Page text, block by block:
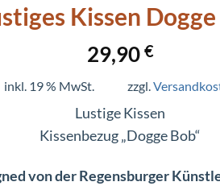
Kissen
29,90 €
inkl. 19 % MwSt. zzgl.
Lustige Kissen
Kissenbezug „Dogge Bob“
von der Regensburger